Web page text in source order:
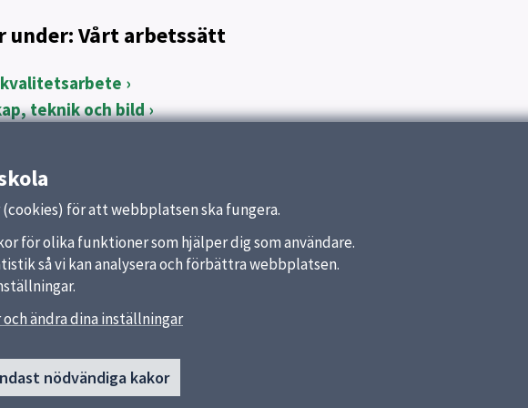
under: Vårt arbetssätt
teknik och bild
för att webbplatsen ska fungera.
för olika funktioner som hjälper dig som användare.
så vi kan analysera och förbättra webbplatsen.
ändra dina inställningar
nödvändiga kakor
Snabblänkar
Uppsala kommun